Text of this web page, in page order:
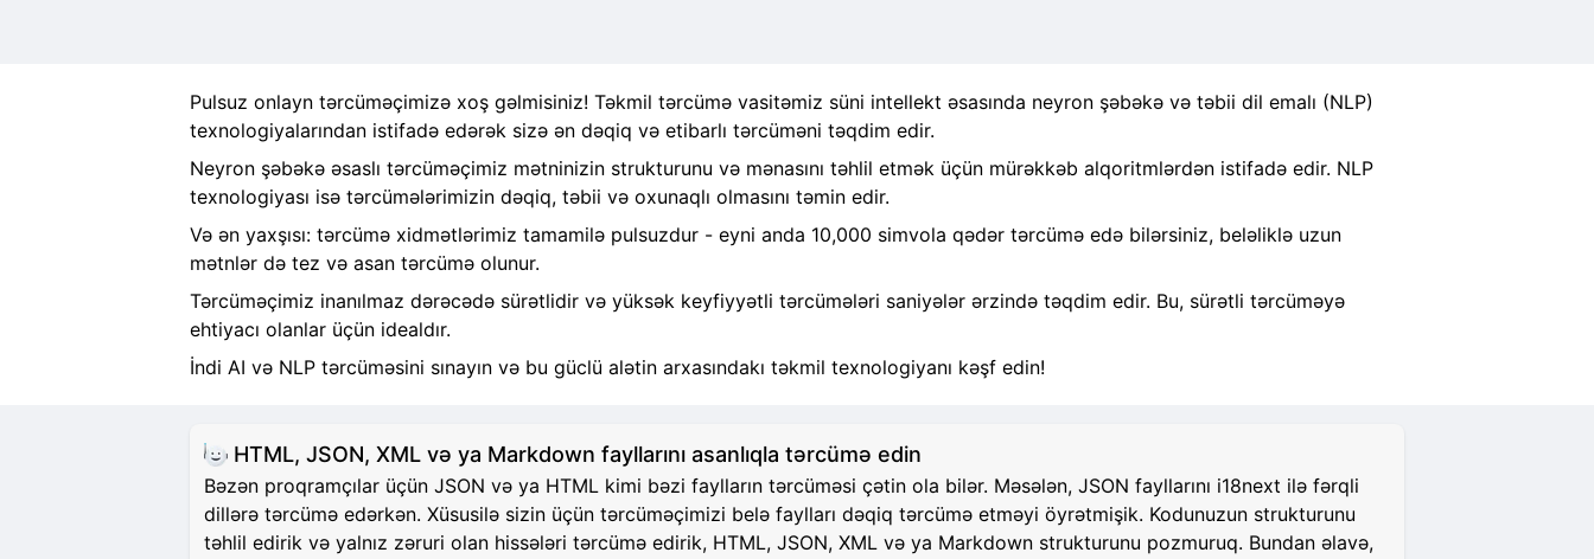
Pulsuz onlayn tərcüməçimizə xoş gəlmisiniz! Təkmil tərcümə vasitəmiz süni intellekt əsasında neyron şəbəkə və təbii dil emalı (NLP)
texnologiyalarından istifadə edərək sizə ən dəqiq və etibarlı tərcüməni təqdim edir.
Neyron şəbəkə əsaslı tərcüməçimiz mətninizin strukturunu və mənasını təhlil etmək üçün mürəkkəb alqoritmlərdən istifadə edir. NLP
texnologiyası isə tərcümələrimizin dəqiq, təbii və oxunaqlı olmasını təmin edir.
Və ən yaxşısı: tərcümə xidmətlərimiz tamamilə pulsuzdur - eyni anda 10,000 simvola qədər tərcümə edə bilərsiniz, beləliklə uzun
mətnlər də tez və asan tərcümə olunur.
Tərcüməçimiz inanılmaz dərəcədə sürətlidir və yüksək keyfiyyətli tərcümələri saniyələr ərzində təqdim edir. Bu, sürətli tərcüməyə
ehtiyacı olanlar üçün idealdır.
İndi AI və NLP tərcüməsini sınayın və bu güclü alətin arxasındakı təkmil texnologiyanı kəşf edin!
HTML, JSON, XML və ya Markdown fayllarını asanlıqla tərcümə edin
Bəzən proqramçılar üçün JSON və ya HTML kimi bəzi faylların tərcüməsi çətin ola bilər. Məsələn, JSON fayllarını i18next ilə fərqli
dillərə tərcümə edərkən. Xüsusilə sizin üçün tərcüməçimizi belə faylları dəqiq tərcümə etməyi öyrətmişik. Kodunuzun strukturunu
təhlil edirik və yalnız zəruri olan hissələri tərcümə edirik, HTML, JSON, XML və ya Markdown strukturunu pozmuruq. Bundan əlavə,